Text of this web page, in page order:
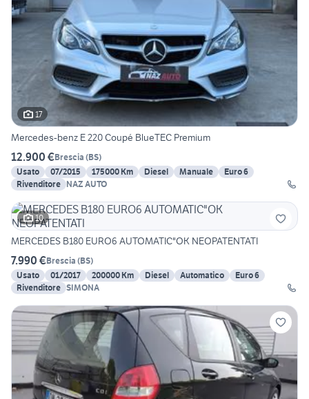
17
Mercedes-benz E 220 Coupé BlueTEC Premium
12.900 €Brescia (BS)
Usato
07/2015 175000 Km Diesel Manuale
Euro 6
Rivenditore NAZ AUTO
10
MERCEDES B180 EURO6 AUTOMATIC"OK NEOPATENTATI
7.990 €Brescia (BS)
Usato
01/2017 200000 Km Diesel Automatico
Euro 6
Rivenditore SIMONA